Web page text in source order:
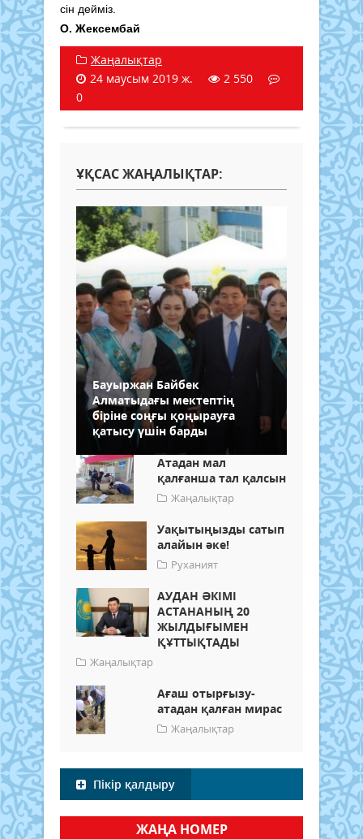
сін дейміз.
О. Жексембай
Жаңалықтар
24 маусым 2019 ж.
2 550
0
ҰҚСАС ЖАҢАЛЫҚТАР:
Бауыржан Байбек
Алматыдағы мектептің
біріне соңғы қоңырауға
қатысу үшін барды
Атадан мал
қалғанша тал қалсын
Жаңалықтар
Уақытыңызды сатып
алайын әке!
Руханият
АУДАН ӘКІМІ
АСТАНАНЫҢ 20
ЖЫЛДЫҒЫМЕН
ҚҰТТЫҚТАДЫ
Жаңалықтар
Ағаш отырғызу-
атадан қалған мираc
Жаңалықтар
Пікір қалдыру
ЖАҢА НОМЕР